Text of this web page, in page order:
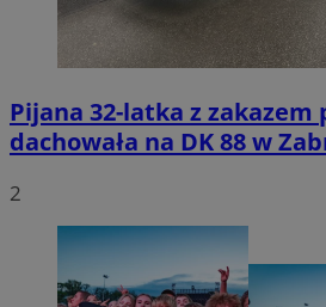
Pijana 32-latka z zakazem
dachowała na DK 88 w
2